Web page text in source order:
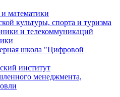
математики
культуры, спорта и туризма
и телекоммуникаций
школа "Цифровой
институт
менеджмента,